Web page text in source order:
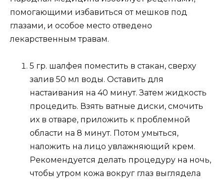
помогающими избавиться от мешков под
глазами, и особое место отведено
лекарственным травам.
5 гр. шалфея поместить в стакан, сверху
залив 50 мл воды. Оставить для
настаивания на 40 минут. Затем жидкость
процедить. Взять ватные диски, смочить
их в отваре, приложить к проблемной
области на 8 минут. Потом умыться,
наложить на лицо увлажняющий крем.
Рекомендуется делать процедуру на ночь,
чтобы утром кожа вокруг глаз выглядела